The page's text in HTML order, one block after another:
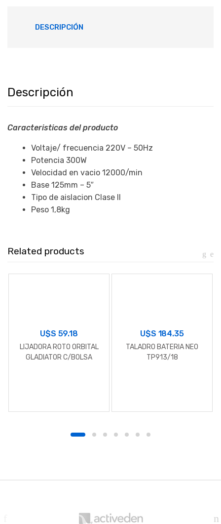
DESCRIPCIÓN
Descripción
Caracteristicas del producto
Voltaje/ frecuencia 220V – 50Hz
Potencia 300W
Velocidad en vacio 12000/min
Base 125mm – 5″
Tipo de aislacion Clase II
Peso 1,8kg
Related products
U$S 59.18
LIJADORA ROTO ORBITAL
GLADIATOR C/BOLSA
U$S 184.35
TALADRO BATERIA NEO
TP913/18